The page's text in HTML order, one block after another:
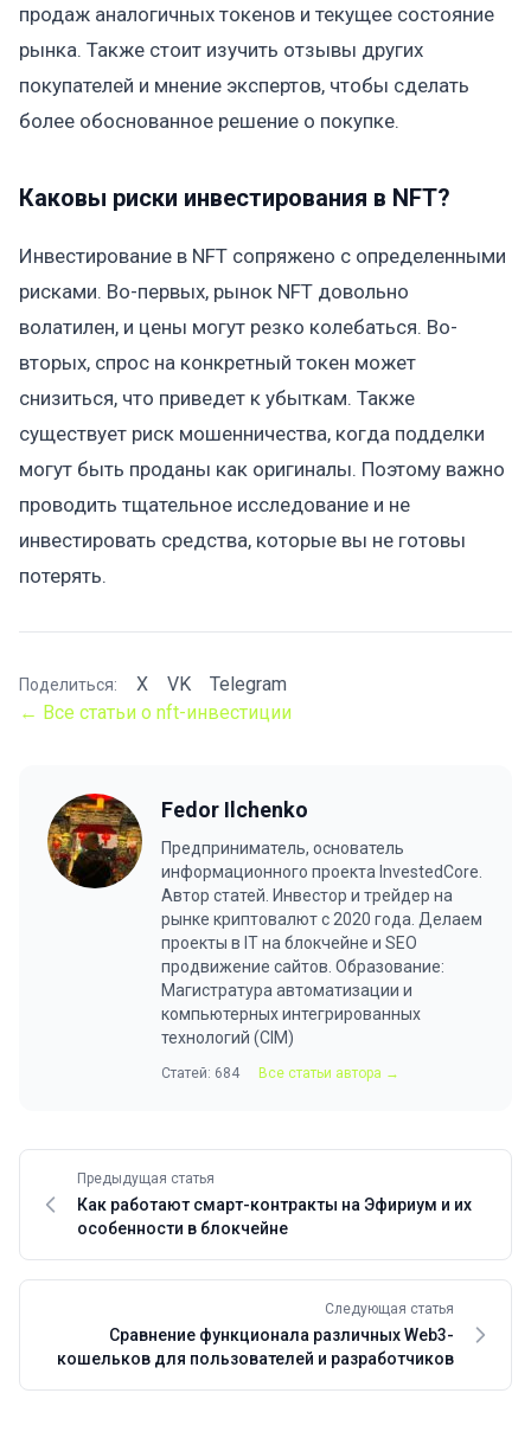
продаж аналогичных токенов и текущее состояние
рынка. Также стоит изучить отзывы других
покупателей и мнение экспертов, чтобы сделать
более обоснованное решение о покупке.
Каковы риски инвестирования в NFT?
Инвестирование в NFT сопряжено с определенными
рисками. Во-первых, рынок NFT довольно
волатилен, и цены могут резко колебаться. Во-
вторых, спрос на конкретный токен может
снизиться, что приведет к убыткам. Также
существует риск мошенничества, когда подделки
могут быть проданы как оригиналы. Поэтому важно
проводить тщательное исследование и не
инвестировать средства, которые вы не готовы
потерять.
Поделиться: X VK
Telegram
← Все статьи о nft-инвестиции
Fedor Ilchenko
Предприниматель, основатель
информационного проекта InvestedCore.
Автор статей. Инвестор и трейдер на
рынке криптовалют с 2020 года. Делаем
проекты в IT на блокчейне и SEO
продвижение сайтов. Образование:
Магистратура автоматизации и
компьютерных интегрированных
технологий (CIM)
Статей: 684 Все статьи автора →
Предыдущая статья
Как работают смарт-контракты на Эфириум и их
особенности в блокчейне
Следующая статья
Сравнение функционала различных Web3-
кошельков для пользователей и разработчиков